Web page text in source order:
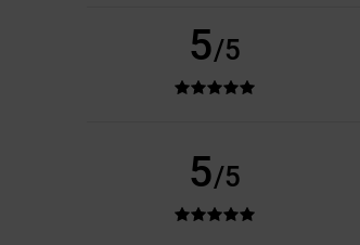
5/5
5/5